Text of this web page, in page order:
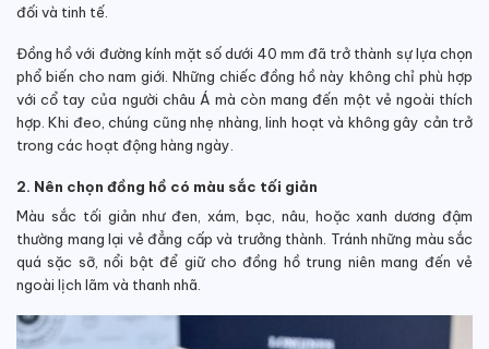
đối và tinh tế.
Đồng hồ với đường kính mặt số dưới 40 mm đã trở thành sự lựa chọn
phổ biến cho nam giới. Những chiếc đồng hồ này không chỉ phù hợp
với cổ tay của người châu Á mà còn mang đến một vẻ ngoài thích
hợp. Khi đeo, chúng cũng nhẹ nhàng, linh hoạt và không gây cản trở
trong các hoạt động hàng ngày.
2. Nên chọn đồng hồ có màu sắc tối giản
Màu sắc tối giản như đen, xám, bạc, nâu, hoặc xanh dương đậm
thường mang lại vẻ đẳng cấp và trưởng thành. Tránh những màu sắc
quá sặc sỡ, nổi bật để giữ cho đồng hồ trung niên mang đến vẻ
ngoài lịch lãm và thanh nhã.